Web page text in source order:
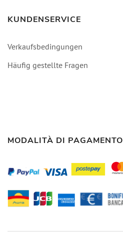
KUNDENSERVICE
Verkaufsbedingungen
Häufig gestellte Fragen
MODALITÀ DI PAGAMENTO